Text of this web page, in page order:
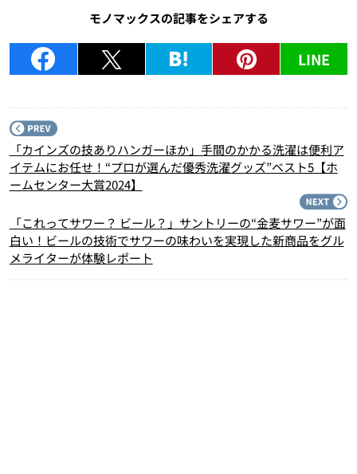
モノマックスの記事をシェアする
LINE
「カインズの技ありハンガーほか」手間のかかる洗濯は便利ア
イテムにお任せ！“プロが選んだ優秀洗濯グッズ”ベスト5【ホ
ームセンター大賞2024】
「これってサワー？ ビール？」サントリーの“金麦サワー”が面
白い！ビールの技術でサワーの味わいを実現した新商品をグル
メライターが体験レポート